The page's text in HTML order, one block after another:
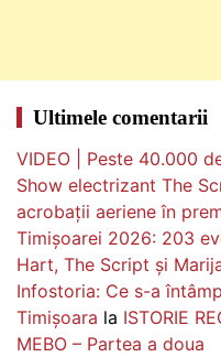
Ultimele comentarii
VIDEO | Peste 40.000
Show electrizant The
acrobații aeriene în
Timișoarei 2026: 203
Hart, The Script și
Infostoria: Ce s-a
Timișoara la ISTORIE
MEBO – Partea a doua